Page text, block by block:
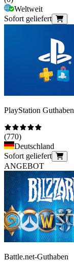
Weltweit
Sofort geliefert
PlayStation Guthaben
(770)
Deutschland
Sofort geliefert
ANGEBOT
Battle.net-Guthaben